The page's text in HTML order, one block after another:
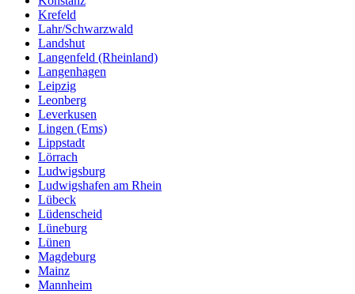
Krefeld
Lahr/Schwarzwald
Landshut
Langenfeld (Rheinland)
Langenhagen
Leipzig
Leonberg
Leverkusen
Lingen (Ems)
Lippstadt
Lörrach
Ludwigsburg
Ludwigshafen am Rhein
Lübeck
Lüdenscheid
Lüneburg
Lünen
Magdeburg
Mainz
Mannheim